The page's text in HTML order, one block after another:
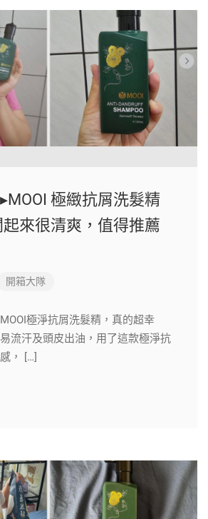
極緻抗屑洗髮精
來很清爽，值得推薦
開箱大隊
極淨抗屑洗髮精，真的超幸
流汗及頭皮出油，用了這款極淨抗
， […]